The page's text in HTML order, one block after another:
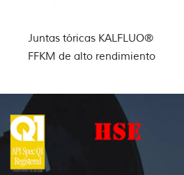
Juntas tóricas KALFLUO®
FFKM de alto rendimiento